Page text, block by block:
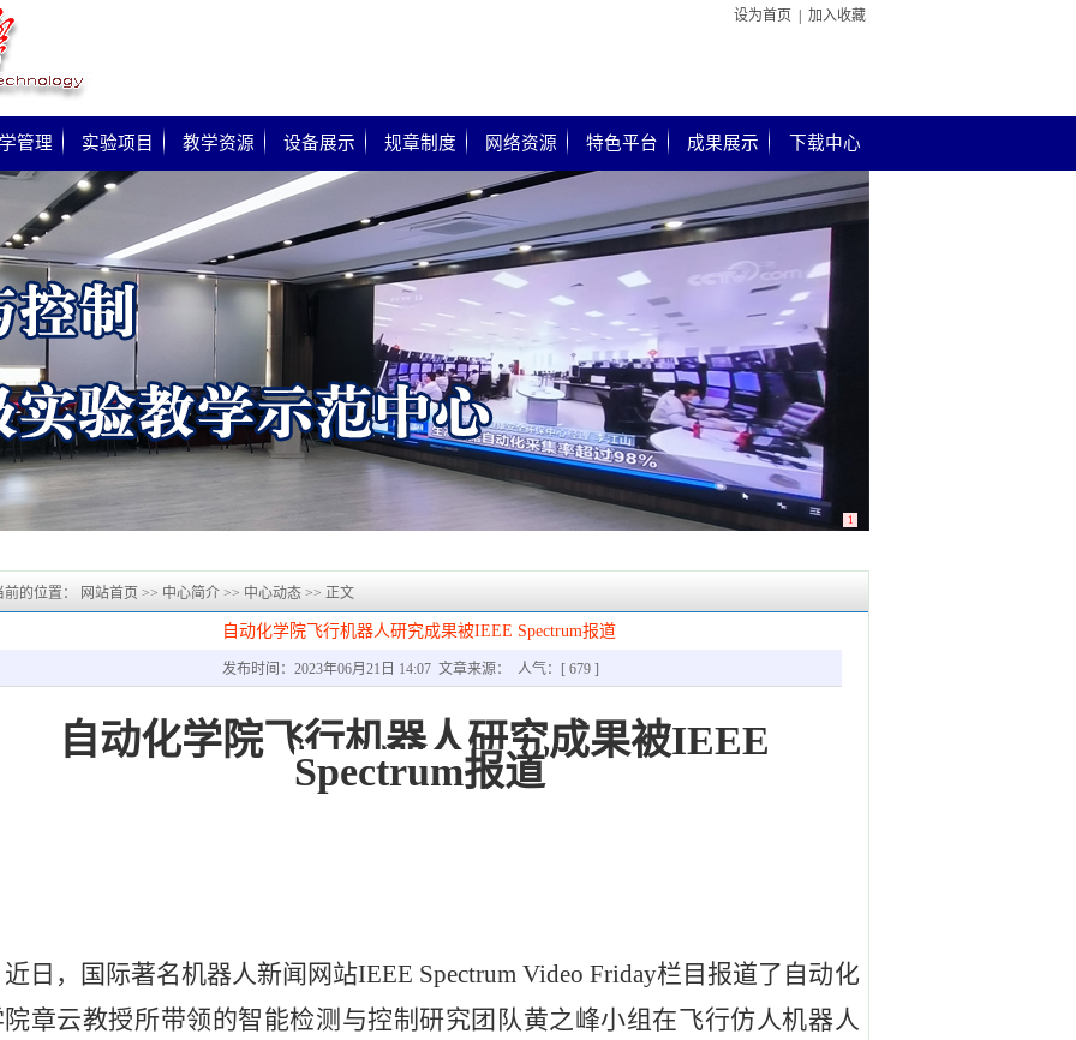
设为首页 加入收藏
管理 实验项目 教学资源 设备展示 规章制度 网络资源 特色平台 成果展示 下载中心
1
前的位置： 网站首页 >> 中心简介 >> 中心动态 >> 正文
自动化学院飞行机器人研究成果被IEEE Spectrum报道
发布时间：2023年06月21日 14:07 文章来源： 人气：[679 ]
自动化学院飞行机器人研究成果被IEEE
Spectrum报道
近日，国际著名机器人新闻网站IEEE Spectrum Video Friday栏目报道了自动化
章云教授所带领的智能检测与控制研究团队黄之峰小组在飞行仿人机器人